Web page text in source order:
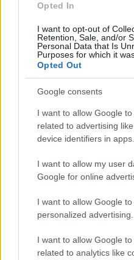
Opted In
I want to opt-out of
Retention, Sale, and/or
Personal Data that Is
Purposes for which it
Opted Out
Google consents
I want to allow Google
related to advertising
device identifiers in apps.
I want to allow my user
Google for online
I want to allow Google
personalized advertising.
I want to allow Google
related to analytics like
2026.08.06. Fazekas Adrián
A Szolnok megyei
JÉGER további
Ahogy korábban már írtunk
alkalmazkodik a gazdálkodók
JNSZ megyei hírek